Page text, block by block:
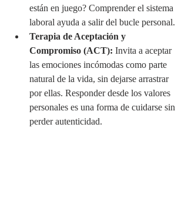
están en juego? Comprender el sistema
laboral ayuda a salir del bucle personal.
Terapia de Aceptación y
Compromiso (ACT): Invita a aceptar
las emociones incómodas como parte
natural de la vida, sin dejarse arrastrar
por ellas. Responder desde los valores
personales es una forma de cuidarse sin
perder autenticidad.